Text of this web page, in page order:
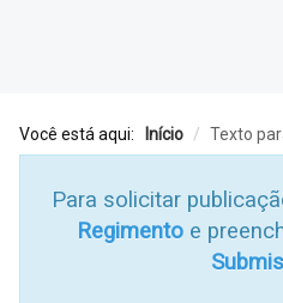
Você está aqui: Início / Texto
Para solicitar
Regimento e